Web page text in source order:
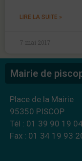
LIRE LA SUITE »
7 mai 2017
Mairie de
Place de la Mairie
95350 PISCOP
Tél : 01 39 90 19 04
Fax : 01 34 19 93